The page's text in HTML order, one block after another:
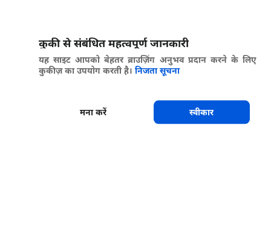
कुकी से संबंधित महत्वपूर्ण जानकारी
यह साइट आपको बेहतर ब्राउज़िंग अनुभव प्रदान करने के लिए
कुकीज़ का उपयोग करती है। निजता सूचना
मना करें स्वीकार